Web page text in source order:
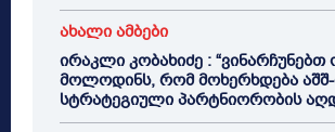
ახალი ამბები
ირაკლი კობახიძე : “ვინარჩუნებთ
მოლოდინს, რომ მოხერხდება
სტრატეგიული პარტნიორობის